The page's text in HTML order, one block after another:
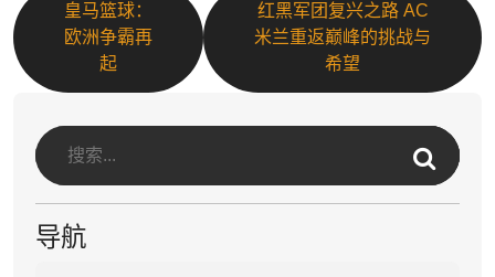
皇马篮球：
欧洲争霸再
起
红黑军团复兴之路 AC
米兰重返巅峰的挑战与
希望
导航